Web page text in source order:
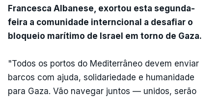
Francesca Albanese, exortou esta segunda-
feira a comunidade interncional a desafiar o
bloqueio marítimo de Israel em torno de Gaza.
"Todos os portos do Mediterrâneo devem enviar
barcos com ajuda, solidariedade e humanidade
para Gaza. Vão navegar juntos — unidos, serão